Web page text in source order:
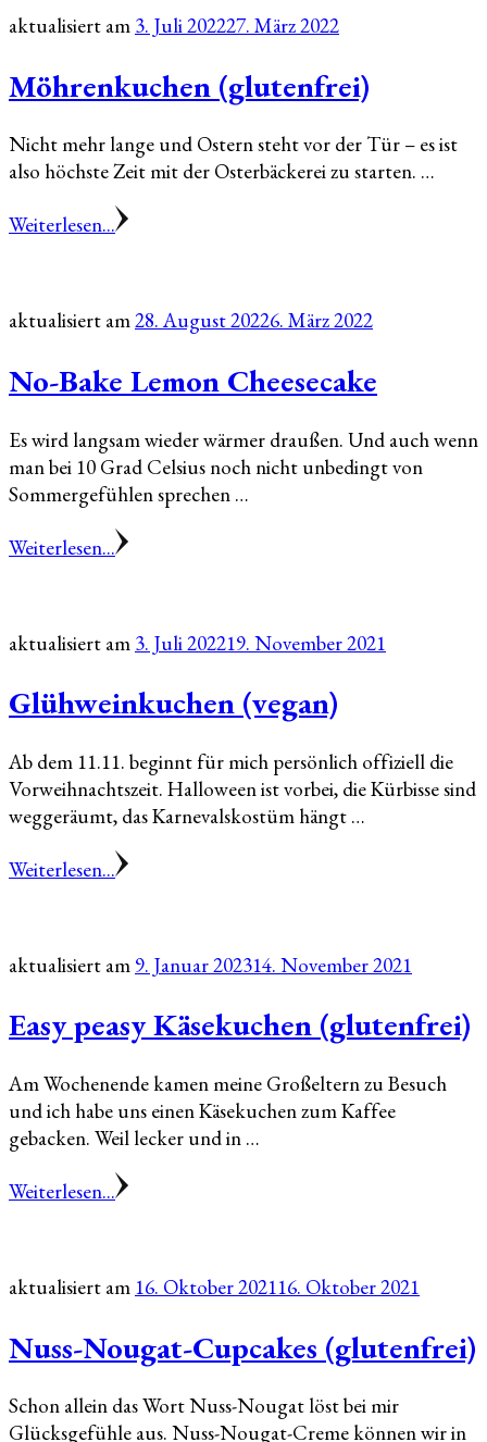
aktualisiert am 3. Juli 202227. März 2022
Möhrenkuchen (glutenfrei)
Nicht mehr lange und Ostern steht vor der Tür – es ist
also höchste Zeit mit der Osterbäckerei zu starten. …
Weiterlesen...
aktualisiert am28. August 20226. März 2022
No-Bake Lemon Cheesecake
Es wird langsam wieder wärmer draußen. Und auch wenn
man bei 10 Grad Celsius noch nicht unbedingt von
Sommergefühlen sprechen …
Weiterlesen...
aktualisiert am 3. Juli 202219. November 2021
Glühweinkuchen (vegan)
Ab dem 11.11. beginnt für mich persönlich offiziell die
Vorweihnachtszeit. Halloween ist vorbei, die Kürbisse sind
weggeräumt, das Karnevalskostüm hängt …
Weiterlesen...
aktualisiert am 9. Januar 202314. November 2021
Easy peasy Käsekuchen (glutenfrei)
Am Wochenende kamen meine Großeltern zu Besuch
und ich habe uns einen Käsekuchen zum Kaffee
gebacken. Weil lecker und in …
Weiterlesen...
aktualisiert am 16. Oktober 202116. Oktober 2021
Nuss-Nougat-Cupcakes (glutenfrei)
Schon allein das Wort Nuss-Nougat löst bei mir
Glücksgefühle aus. Nuss-Nougat-Creme können wir in